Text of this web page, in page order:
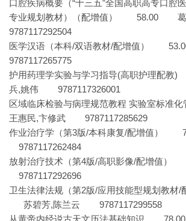
口腔疾病概要（“十三五”全国高职高专口腔
专业规划教材）（配增值） 58.00
9787117292504
医学汉语（本科/双语教材/配增值）
9787117265775
护用药理学实验与学习指导(高职护理
兵,姚伟 9787117326001
区域临床检验与病理规范教程 实验室
王惠民,卞修武 9787117285629
作业治疗学（第3版/本科康复/配增值
9787117262484
放射治疗技术（第4版/高职影像/配增
9787117292696
卫生法律法规（第2版/应用技能型规划教
苏碧芳,陈兰云 9787117299558
从黄帝内经说古天文历法基础知识